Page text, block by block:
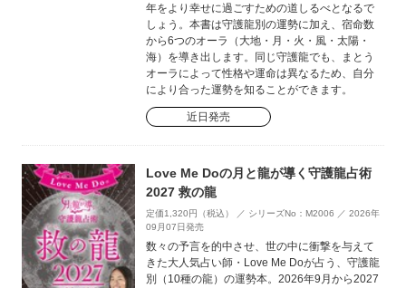
年をより幸せに過ごすための道しるべとなるで
しょう。本書は守護龍別の運勢に加え、宿命数
から6つのオーラ（大地・月・火・風・太陽・
海）を導き出します。同じ守護龍でも、まとう
オーラによって性格や運命は異なるため、自分
により合った運勢を知ることができます。
近日発売
Love Me Doの月と龍が導く守護龍占術
2027 救の龍
定価1,320円（税込） ／ シリーズNo：M2006 ／ 2026年
09月07日発売
数々の予言を的中させ、世の中に衝撃を与えて
きた大人気占い師・Love Me Doが占う、守護龍
別（10種の龍）の運勢本。2026年9月から2027